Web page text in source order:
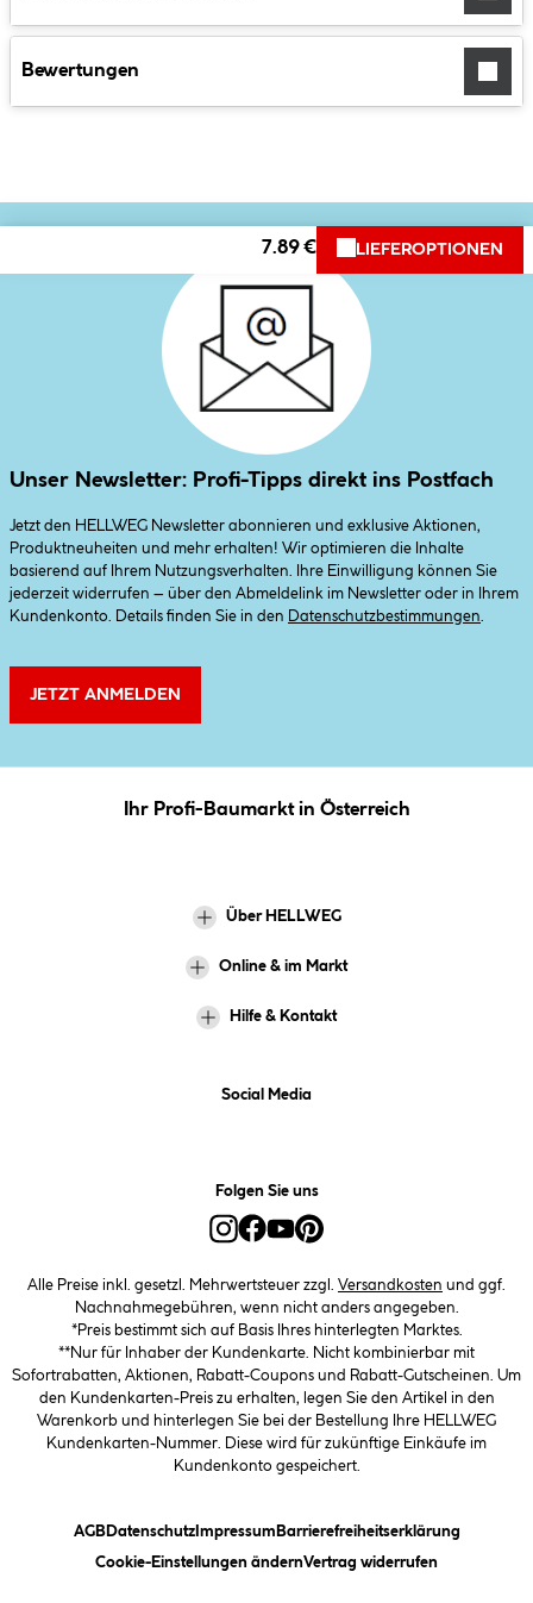
Bewertungen
7.89 € LIEFEROPTIONEN
Unser Newsletter: Profi-Tipps direkt ins Postfach
Jetzt den HELLWEG Newsletter abonnieren und exklusive Aktionen,
Produktneuheiten und mehr erhalten! Wir optimieren die Inhalte
basierend auf Ihrem Nutzungsverhalten. Ihre Einwilligung können Sie
jederzeit widerrufen – über den Abmeldelink im Newsletter oder in Ihrem
Kundenkonto. Details finden Sie in den
Datenschutzbestimmungen
JETZT ANMELDEN
Ihr Profi-Baumarkt in Österreich
Über HELLWEG
Online & im Markt
Hilfe & Kontakt
Social Media
Folgen Sie uns
Alle Preise inkl. gesetzl. Mehrwertsteuer zzgl. Versandkosten und ggf.
Nachnahmegebühren, wenn nicht anders angegeben.
*Preis bestimmt sich auf Basis Ihres hinterlegten Marktes.
**Nur für Inhaber der Kundenkarte. Nicht kombinierbar mit
Sofortrabatten, Aktionen, Rabatt-Coupons und Rabatt-Gutscheinen. Um
den Kundenkarten-Preis zu erhalten, legen Sie den Artikel in den
Warenkorb und hinterlegen Sie bei der Bestellung Ihre HELLWEG
Kundenkarten-Nummer. Diese wird für zukünftige Einkäufe im
Kundenkonto gespeichert.
AGB(öffnet ein Dialogfeld)
Datenschutz(öffnet ein Dialogfeld)
Impressum(öffnet ein Dialogfeld)
Barrierefreiheitserklärung(öffnet
Cookie-Einstellungen ändern(öffnet ein Dialogfeld)
Vertrag widerrufen